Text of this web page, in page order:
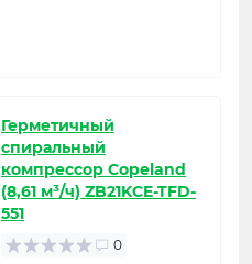
Герметичный
спиральный
компрессор Copeland
(8,61 м³/ч) ZB21KCE-TFD-
551
0